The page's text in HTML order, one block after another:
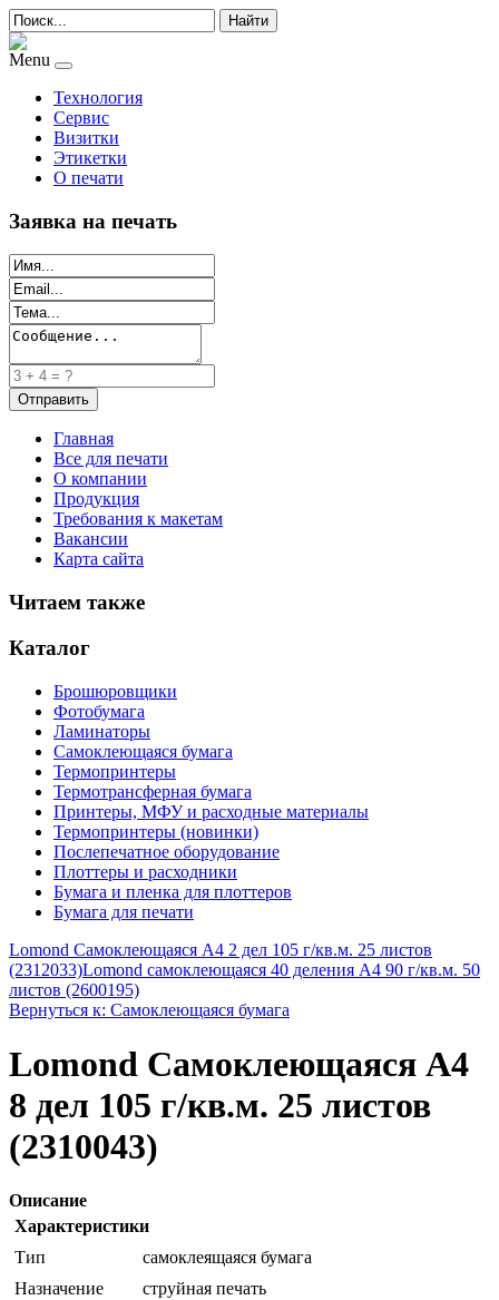
Найти
Menu
Технология
Сервис
Визитки
Этикетки
О печати
Заявка на печать
Главная
Все для печати
О компании
Продукция
Требования к макетам
Вакансии
Карта сайта
Читаем также
Каталог
Брошюровщики
Фотобумага
Ламинаторы
Самоклеющаяся бумага
Термопринтеры
Термотрансферная бумага
Принтеры, МФУ и расходные материалы
Термопринтеры (новинки)
Послепечатное оборудование
Плоттеры и расходники
Бумага и пленка для плоттеров
Бумага для печати
Lomond Самоклеющаяся А4 2 дел 105 г/кв.м. 25 листов
(2312033)Lomond самоклеющаяся 40 деления А4 90 г/кв.м. 50
листов (2600195)
Вернуться к: Самоклеющаяся бумага
Lomond Самоклеющаяся А4
8 дел 105 г/кв.м. 25 листов
(2310043)
Описание
Характеристики
Тип
самоклеящаяся бумага
Назначение
струйная печать